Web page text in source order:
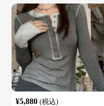
¥5,880 (税込)